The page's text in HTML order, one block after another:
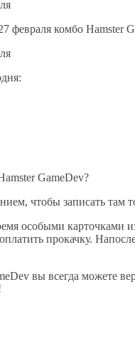
февраля комбо Hamster
GameDev?
чтобы записать там
особыми карточками
прокачку.
вы всегда можете